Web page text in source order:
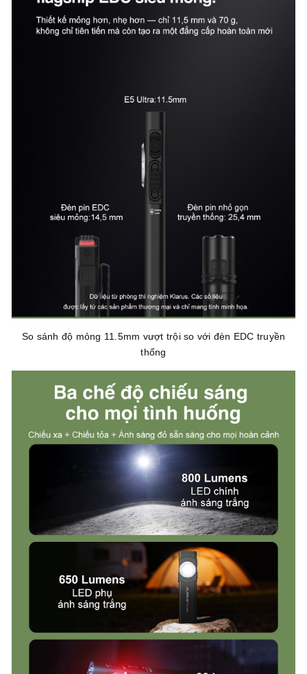
So sánh độ mỏng 11.5mm vượt trội so với đèn EDC truyền
thống